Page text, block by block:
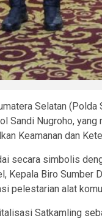
Selatan (Polda
Sandi Nugroho,
Keamanan dan
secara simbolis
Kepala Biro Sumber
pelestarian alat
Satkamling